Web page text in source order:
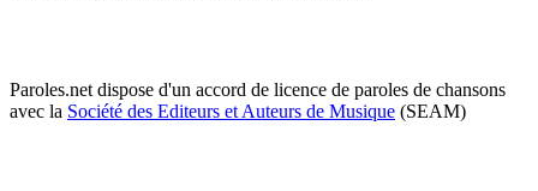
Paroles.net dispose d'un accord de licence de paroles de chansons
avec la Société des Editeurs et Auteurs de Musique (SEAM)